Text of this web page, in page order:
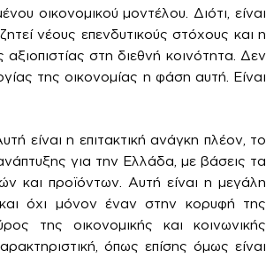
οικονομικού μοντέλου. Διότι, είναι
νέους επενδυτικούς στόχους και η
στη διεθνή κοινότητα. Δεν
της οικονομίας η φάση αυτή. Είναι
είναι η επιτακτική ανάγκη πλέον, το
για την Ελλάδα, με βάσεις τα
και προϊόντων. Αυτή είναι η μεγάλη
όχι μόνον έναν στην κορυφή της
της οικονομικής και κοινωνικής
όπως επίσης όμως είναι